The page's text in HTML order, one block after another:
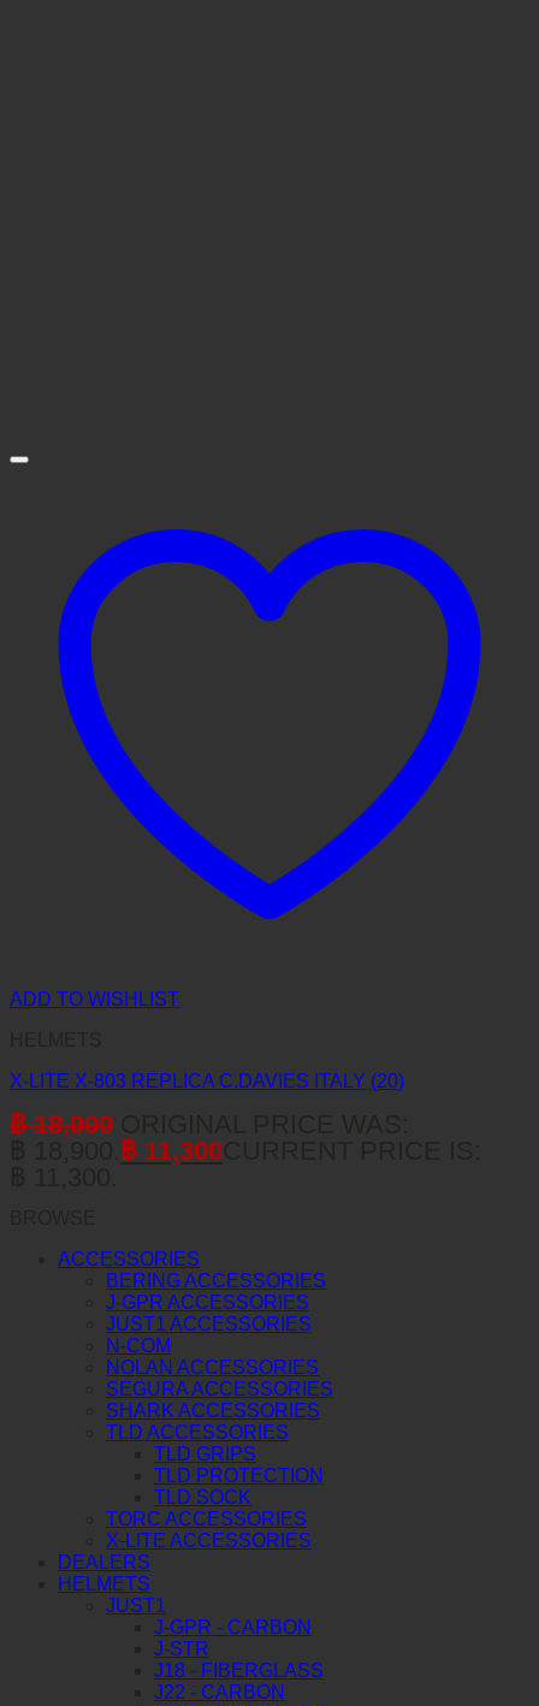
ADD TO WISHLIST
X-LITE X-803 REPLICA C.DAVIES ITALY (20)
฿18,900
฿ 11,300
ACCESSORIES
BERING ACCESSORIES
J-GPR ACCESSORIES
JUST1 ACCESSORIES
N-COM
NOLAN ACCESSORIES
SEGURA ACCESSORIES
SHARK ACCESSORIES
TLD ACCESSORIES
TLD GRIPS
TLD PROTECTION
TLD SOCK
TORC ACCESSORIES
X-LITE ACCESSORIES
DEALERS
HELMETS
JUST1
J-GPR - CARBON
J-STR
J18 - FIBERGLASS
J22 - CARBON